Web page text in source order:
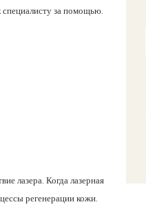
специалисту за помощью.
лазера. Когда лазерная
регенерации кожи.